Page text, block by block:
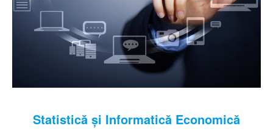
Statistică şi Informatică Economică